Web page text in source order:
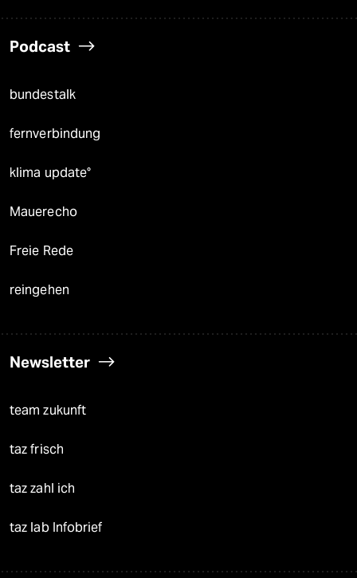
Podcast
bundestalk
fernverbindung
klima update°
Mauerecho
Freie Rede
reingehen
Newsletter
team zukunft
taz frisch
taz zahl ich
taz lab Infobrief